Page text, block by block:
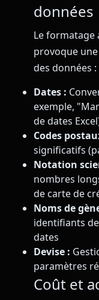
données
Le formatage
provoque
des données :
Dates :
exemple,
de dates
Codes
significatifs
Notation
nombres
de carte de
Noms de
identifiants
dates
Devise :
paramètres
Coût et